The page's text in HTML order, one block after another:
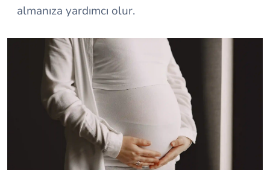
almanıza yardımcı olur.